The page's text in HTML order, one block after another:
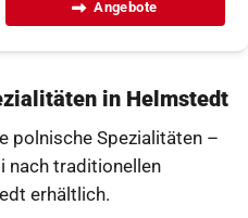
Angebote
in Helmstedt
polnische Spezialitäten –
nach traditionellen
erhältlich.